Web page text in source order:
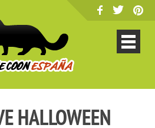
HALLOWEEN